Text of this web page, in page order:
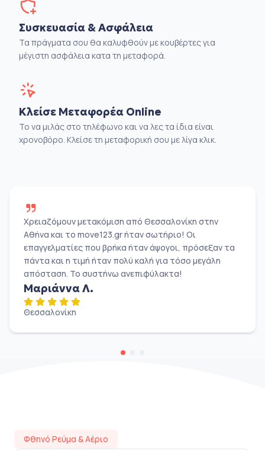
Συσκευασία & Ασφάλεια
Τα πράγματα σου θα καλυφθούν με κουβέρτες για
μέγιστη ασφάλεια κατα τη μεταφορά.
Κλείσε Μεταφορέα Online
Το να μιλάς στο τηλέφωνο και να λες τα ίδια είναι
χρονοβόρο. Κλείσε τη μεταφορική σου με λίγα κλικ.
Χρειαζόμουν μετακόμιση από Θεσσαλονίκη στην
Αθήνα και το move123.gr ήταν σωτήριο! Οι
επαγγελματίες που βρήκα ήταν άψογοι, πρόσεξαν τα
πάντα και η τιμή ήταν πολύ καλή για τόσο μεγάλη
απόσταση. Το συστήνω ανεπιφύλακτα!
Μαριάννα Λ.
Θεσσαλονίκη
Φθηνό Ρεύμα & Αέριο